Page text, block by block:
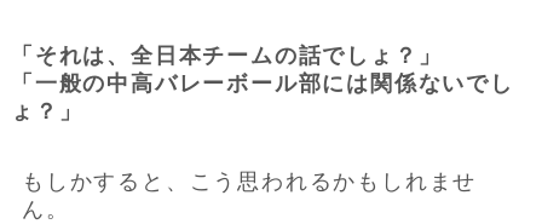
「それは、全日本チームの話でしょ？」
「一般の中高バレーボール部には関係ないでし
ょ？」
もしかすると、こう思われるかもしれませ
ん。